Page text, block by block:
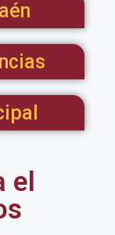
el